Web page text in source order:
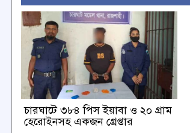
চারঘাটে ৩৮৪ পিস ইয়াবা ও ২০ গ্রাম
হেরোইনসহ একজন গ্রেপ্তার